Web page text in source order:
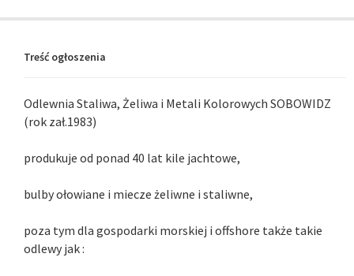
Treść ogłoszenia
Odlewnia Staliwa, Żeliwa i Metali Kolorowych SOBOWIDZ
(rok zał.1983)
produkuje od ponad 40 lat kile jachtowe,
bulby ołowiane i miecze żeliwne i staliwne,
poza tym dla gospodarki morskiej i offshore także takie
odlewy jak :